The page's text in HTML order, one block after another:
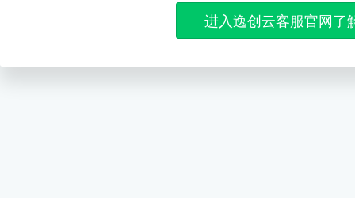
进入逸创云客服官网了